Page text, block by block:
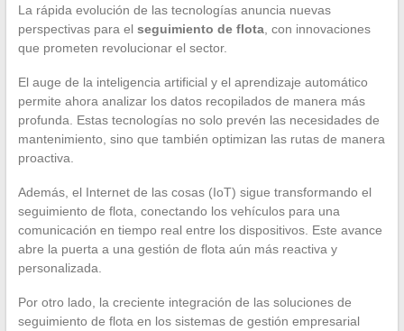
La rápida evolución de las tecnologías anuncia nuevas
perspectivas para el seguimiento de flota, con innovaciones
que prometen revolucionar el sector.
El auge de la inteligencia artificial y el aprendizaje automático
permite ahora analizar los datos recopilados de manera más
profunda. Estas tecnologías no solo prevén las necesidades de
mantenimiento, sino que también optimizan las rutas de manera
proactiva.
Además, el Internet de las cosas (IoT) sigue transformando el
seguimiento de flota, conectando los vehículos para una
comunicación en tiempo real entre los dispositivos. Este avance
abre la puerta a una gestión de flota aún más reactiva y
personalizada.
Por otro lado, la creciente integración de las soluciones de
seguimiento de flota en los sistemas de gestión empresarial